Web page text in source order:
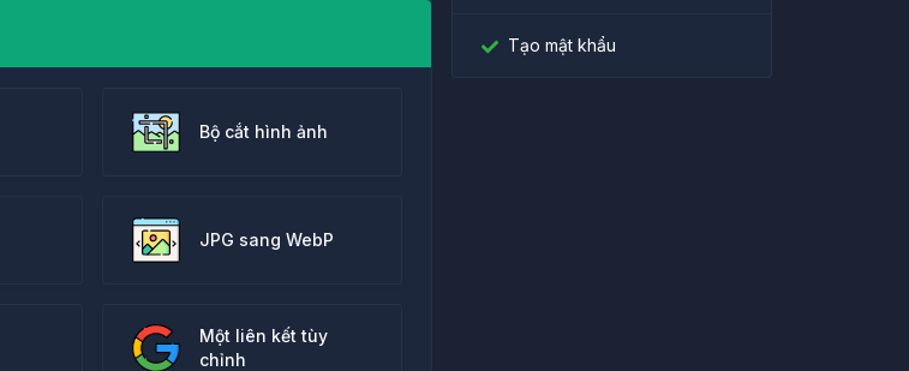
Bộ cắt hình ảnh
JPG sang WebP
Một liên kết tùy
chỉnh
Tạo mật khẩu